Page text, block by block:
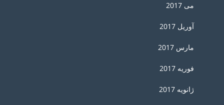
می 2017
آوریل 2017
مارس 2017
فوریه 2017
ژانویه 2017